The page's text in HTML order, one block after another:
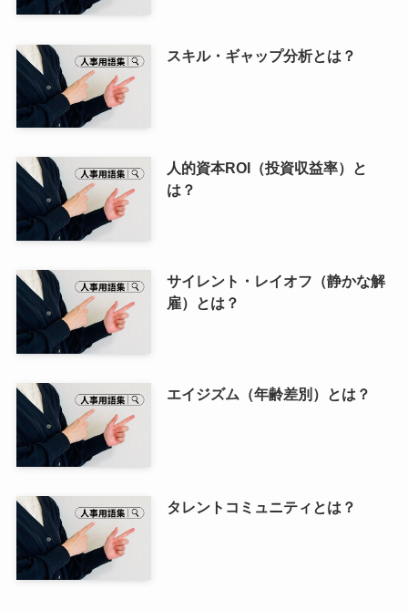
スキル・ギャップ分析とは？
人的資本ROI（投資収益率）と
は？
サイレント・レイオフ（静かな解
雇）とは？
エイジズム（年齢差別）とは？
タレントコミュニティとは？